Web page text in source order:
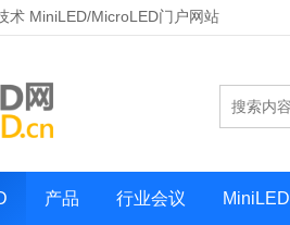
术 MiniLED/MicroLED门户网站
产品 行业会议